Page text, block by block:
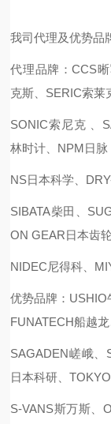
我司代理及优势品
代理品牌：CCS
克斯、SERIC索莱
SONIC索尼克
林时计、NPM日脉
NS日本科学、
SIBATA柴田、
ON GEAR日本齿
NIDEC尼得科、
优势品牌：USHIO
FUNATECH船越
SAGADEN嵯峨、
日本科研、
S-VANS斯万斯、